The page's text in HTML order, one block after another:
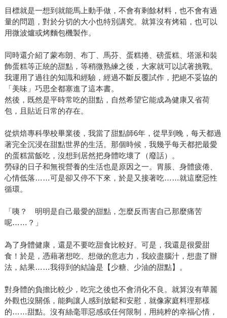
目標就是一想到就能馬上動手做，不會有剩餘材料，也不會有過
量的問題，對於分切的大小也特別講究。就算沒有烤箱，也可以
用微波爐或烤麵包機製作。
同時還介紹了蒙布朗、布丁、馬芬、蛋糕捲、磅蛋糕、塔派和裝
飾蛋糕等正統的甜點，等稍微熟練之後，大家就可以試著挑戰。
我運用了過往的知識和經驗，經過不斷反覆試作，把絕不妥協的
「美味」巧思全都塞進了這本書。
然後，既然是平時常吃的甜點，自然希望它能成為健康又省荷
包，且貼近日常的存在。
從烘焙專科學校畢業後，我當了甜點師6年，從早到晚，每天都過
著完全沉浸在甜點世界的生活。那個時候，我幾乎每天都把最愛
的蛋糕當飯吃，沒想到居然把身體吃壞了（廢話）。
勞碌的日子和無視營養的生活也是原因之一。胃脹、身體疲倦、
心情低落……可是卻又停不下來，於是又接著吃……就這麼惡性
循環。
「咦？ 明明是自己最愛的甜點，怎麼反而害自己那麼痛苦
呢……？」
為了身體健康，還是不要吃甜食比較好。可是，我還是很愛甜
食！於是，憑藉著想吃、想做的意志力，我絞盡腦汁，想盡了辦
法，結果……我得到的結論是【少糖、少油的甜點】。
對身體的負擔比較少，吃完之後也不會消化不良。就算沒有華麗
外觀也沒關係，能夠讓人感到放鬆和安慰，就像家庭料理那樣
的……甜點。沒有絲毫罪惡感或任何限制，用純粹的幸福心情，